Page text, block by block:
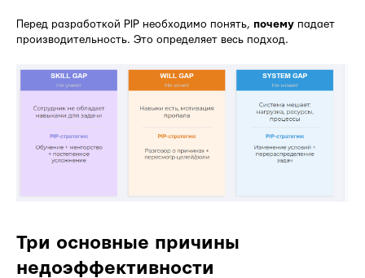
Перед разработкой PIP необходимо понять, почему падает
производительность. Это определяет весь подход.
Три основные причины
недоэффективности